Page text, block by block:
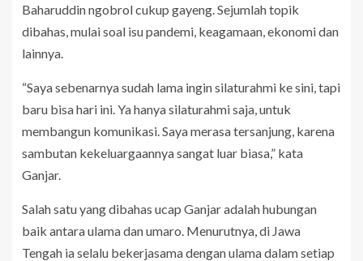
Baharuddin ngobrol cukup gayeng. Sejumlah topik
dibahas, mulai soal isu pandemi, keagamaan, ekonomi dan
lainnya.
“Saya sebenarnya sudah lama ingin silaturahmi ke sini, tapi
baru bisa hari ini. Ya hanya silaturahmi saja, untuk
membangun komunikasi. Saya merasa tersanjung, karena
sambutan kekeluargaannya sangat luar biasa,” kata
Ganjar.
Salah satu yang dibahas ucap Ganjar adalah hubungan
baik antara ulama dan umaro. Menurutnya, di Jawa
Tengah ia selalu bekerjasama dengan ulama dalam setiap